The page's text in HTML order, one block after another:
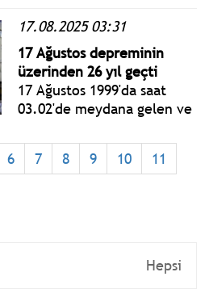
tahmini; zincirlenmiş
hacim endeksi olarak, bir
önceki yılın aynı çeyreğine
göre %4,8 arttı.
17.08.2025 03:31
17 Ağustos depreminin
üzerinden 26 yıl geçti
17 Ağustos 1999'da saat
03.02'de meydana gelen ve
kaybettiği ''asrın felaketi''
olarak anılan büyük
6 7 8 9 10
11
Hepsi